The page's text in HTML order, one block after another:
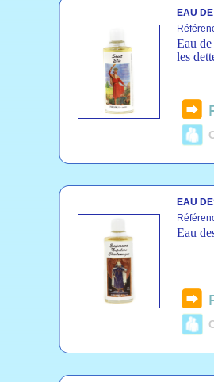
EAU
Eau
les
EAU
Eau